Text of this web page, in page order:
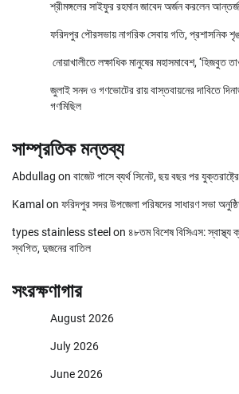
শ্রীমঙ্গলের সাইফুর রহমান জাবেদ অর্জন করলেন
ফরিদপুর পৌরসভায় নাগরিক সেবায় গতি, প্রশাসনিক
নোয়াখালীতে লক্ষাধিক মানুষের মহাসমাবেশ, ‘হিজবুত
জুলাই সনদ ও গণভোটের রায় বাস্তবায়নের দাবিতে
গণমিছিল
সাম্প্রতিক মন্তব্য
Abdullag on বাজেট পাসে ব্যর্থ সিনেট, ছয় বছর পর
Kamal on ফরিদপুর সদর উপজেলা পরিষদের সাধারণ সভা
types stainless steel on ৪৮তম বিশেষ বিসিএস: স্বাস্থ্য
স্থগিত, দুজনের বাতিল
সংরক্ষণাগার
August 2026
July 2026
June 2026